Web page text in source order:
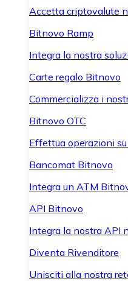
Accetta criptovalute
Bitnovo Ramp
Integra la nostra
Carte regalo Bitnovo
Commercializza i
Bitnovo OTC
Effettua operazioni
Bancomat Bitnovo
Integra un ATM
API Bitnovo
Integra la nostra API
Diventa Rivenditore
Unisciti alla nostra